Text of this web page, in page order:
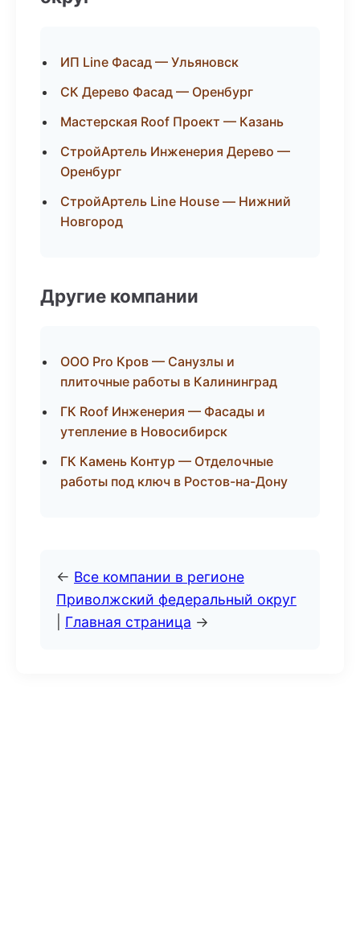
ИП Line Фасад — Ульяновск
СК Дерево Фасад — Оренбург
Мастерская Roof Проект — Казань
СтройАртель Инженерия Дерево —
Оренбург
СтройАртель Line House — Нижний
Новгород
Другие компании
ООО Pro Кров — Санузлы и
плиточные работы в Калининград
ГК Roof Инженерия — Фасады и
утепление в Новосибирск
ГК Камень Контур — Отделочные
работы под ключ в Ростов-на-Дону
← Все компании в регионе
Приволжский федеральный округ
Главная страница →